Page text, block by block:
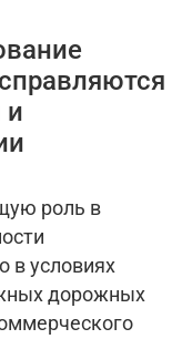
и
роль в
в условиях
дорожных